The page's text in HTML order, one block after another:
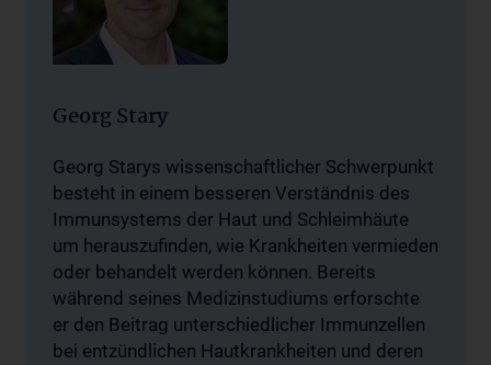
Georg Stary
Georg Starys wissenschaftlicher Schwerpunkt
besteht in einem besseren Verständnis des
Immunsystems der Haut und Schleimhäute
um herauszufinden, wie Krankheiten vermieden
oder behandelt werden können. Bereits
während seines Medizinstudiums erforschte
er den Beitrag unterschiedlicher Immunzellen
bei entzündlichen Hautkrankheiten und deren